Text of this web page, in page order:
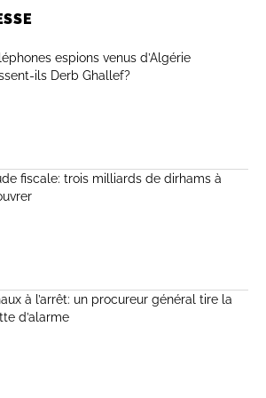
espions venus d’Algérie
ils Derb Ghallef?
fiscale: trois milliards de dirhams à
à l’arrêt: un procureur général tire la
d’alarme